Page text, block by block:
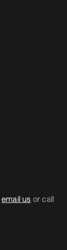
email us or call